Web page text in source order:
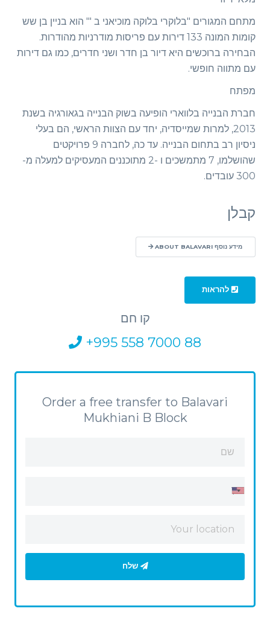
מתחם המגורים "בלוקרי בלוקה מוכיאני ב '" הוא בניין בן שש
קומות המונה 133 דירות עם פריסות מודרניות מהודרות.
הבחירה ברוכשים היא דיור בן חדר ושני חדרים, כמו גם דירות
עם מתווה חופשי.
מפתח
חברת הבנייה בלווארי הופיעה בשוק הבנייה בגאורגיה בשנת
2013, למרות שמייסדיה, יחד עם הצוות הראשי, הם בעלי
ניסיון רב בתחום הבנייה. עד כה, לחברה 9 פרויקטים
שהושלמו, 7 מתמשכים ו -2 מתוכננים המעסיקים למעלה מ-
300 עובדים.
קבלן
מידע נוסף ABOUT BALAVARI
להראות
קו חם
+995 558 7000 88
Order a free transfer to Balavari
Mukhiani B Block
שלח